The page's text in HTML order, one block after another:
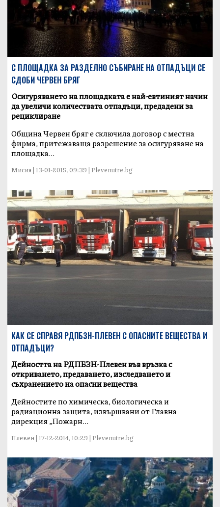
С ПЛОЩАДКА ЗА РАЗДЕЛНО СЪБИРАНЕ НА ОТПАДЪЦИ СЕ
СДОБИ ЧЕРВЕН БРЯГ
Осигуряването на площадката е най-евтиният начин
да увеличи количествата отпадъци, предадени за
рециклиране
Oбщина Червен бряг е сключила договор с местна
фирма, притежаваща разрешение за осигуряване на
площадка...
Мисия | 13-01-2015, 09:39 | Plevenutre.bg
КАК СЕ СПРАВЯ РДПБЗН-ПЛЕВЕН С ОПАСНИТЕ ВЕЩЕСТВА И
ОТПАДЪЦИ?
Дейността на РДПБЗН-Плевен във връзка с
откриването, предаването, изследването и
съхранението на опасни вещества
Дейностите по химическа, биологическа и
радиационна защита, извършвани от Главна
дирекция „Пожарн...
Плевен | 17-12-2014, 10:29 | Plevenutre.bg